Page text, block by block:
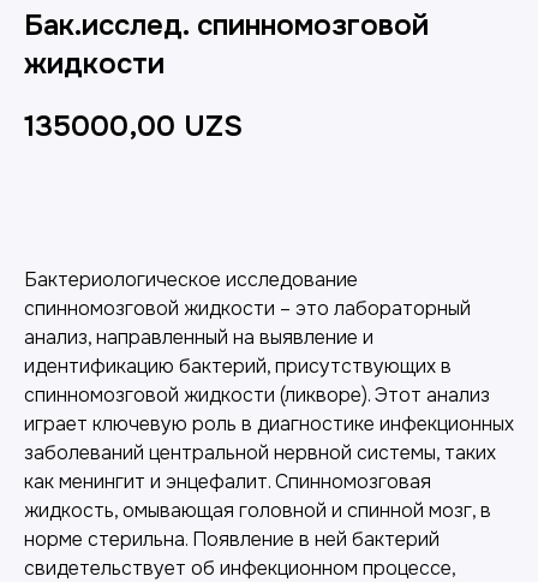
Бак.исслед. спинномозговой
жидкости
135000,00 UZS
Бактериологическое исследование
спинномозговой жидкости – это лабораторный
анализ, направленный на выявление и
идентификацию бактерий, присутствующих в
спинномозговой жидкости (ликворе). Этот анализ
играет ключевую роль в диагностике инфекционных
заболеваний центральной нервной системы, таких
как менингит и энцефалит. Спинномозговая
жидкость, омывающая головной и спинной мозг, в
норме стерильна. Появление в ней бактерий
свидетельствует об инфекционном процессе,